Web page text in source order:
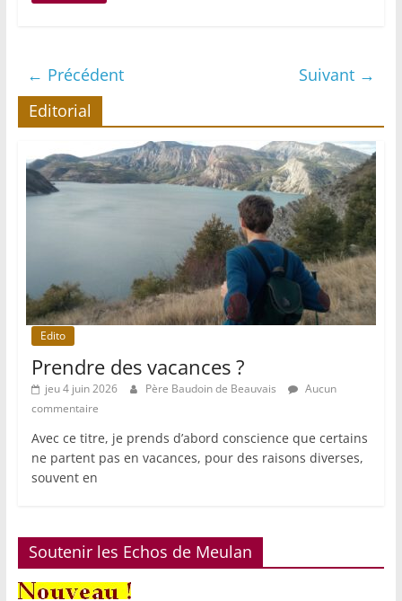
← Précédent
Suivant →
Editorial
Edito
Prendre des vacances ?
jeu 4 juin 2026 Père Baudoin de Beauvais
Aucun
commentaire
Avec ce titre, je prends d’abord conscience que certains
ne partent pas en vacances, pour des raisons diverses,
souvent en
Soutenir les Echos de Meulan